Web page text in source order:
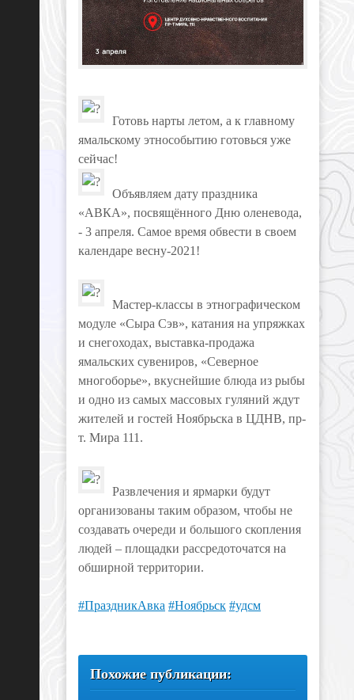
Готовь нарты летом, а к главному
ямальскому этнособытию готовься уже
сейчас!⠀
Объявляем дату праздника
«АВКА», посвящённого Дню оленевода,
- 3 апреля. Самое время обвести в своем
календаре весну-2021! ⠀
Мастер-классы в этнографическом
модуле «Сыра Сэв», катания на упряжках
и снегоходах, выставка-продажа
ямальских сувениров, «Северное
многоборье», вкуснейшие блюда из рыбы
и одно из самых массовых гуляний ждут
жителей и гостей Ноябрьска в ЦДНВ, пр-
т. Мира 111.⠀
Развлечения и ярмарки будут
организованы таким образом, чтобы не
создавать очереди и большого скопления
людей – площадки рассредоточатся на
обширной территории. ⠀
#ПраздникАвка #Ноябрьск #удсм
Похожие публикации: